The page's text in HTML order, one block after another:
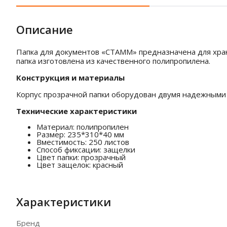
Описание
Папка для документов «СТАММ» предназначена для
папка изготовлена из качественного полипропилена.
Конструкция и материалы
Корпус прозрачной папки оборудован двумя
Технические характеристики
Материал: полипропилен
Размер: 235*310*40 мм
Вместимость: 250 листов
Способ фиксации: защелки
Цвет папки: прозрачный
Цвет защелок: красный
Характеристики
Бренд